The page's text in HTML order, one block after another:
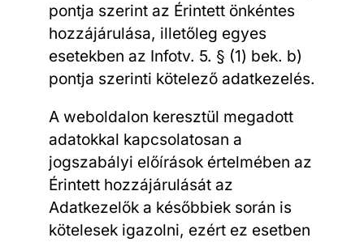
pontja szerint az Érintett önkéntes
hozzájárulása, illetőleg egyes
esetekben az Infotv. 5. § (1) bek. b)
pontja szerinti kötelező adatkezelés.
A weboldalon keresztül megadott
adatokkal kapcsolatosan a
jogszabályi előírások értelmében az
Érintett hozzájárulását az
Adatkezelők a későbbiek során is
kötelesek igazolni, ezért ez esetben